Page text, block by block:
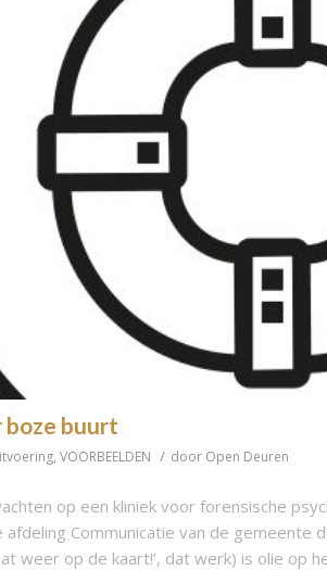
boze buurt
, VOORBEELDEN / door Open Deuren
op een kliniek voor forensische
afdeling Communicatie van de
weer op de kaart!’, dat werk) is olie op